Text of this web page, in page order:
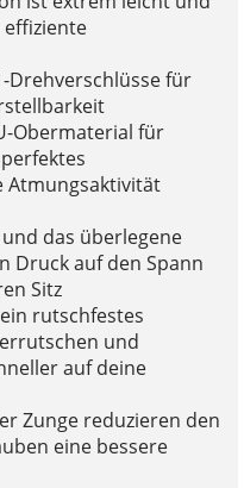
Drehverschlüsse für
Obermaterial für
das überlegene
Druck auf den Spann
Sitz
rutschfestes
und
auf deine
Zunge reduzieren den
eine bessere